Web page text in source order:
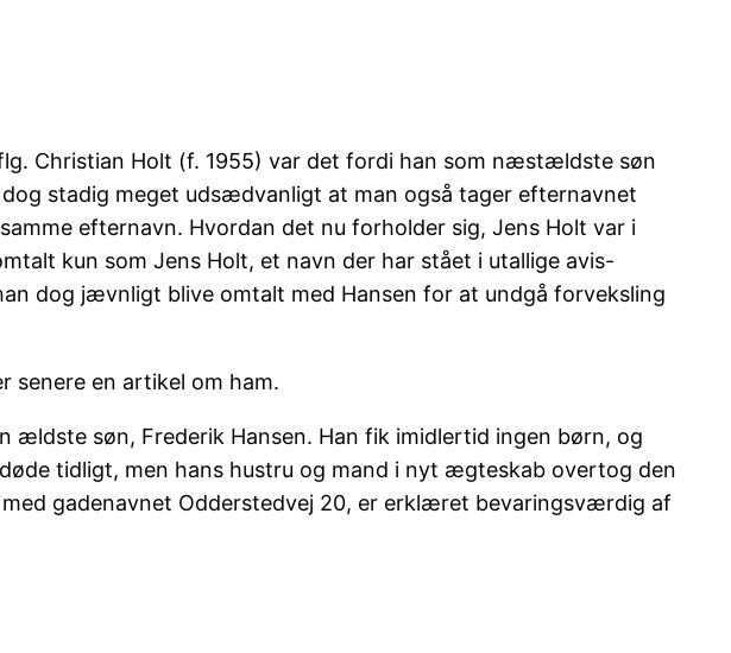
Christian Holt (f. 1955) var det fordi han som næstældste søn
stadig meget udsædvanligt at man også tager efternavnet
efternavn. Hvordan det nu forholder sig, Jens Holt var i
kun som Jens Holt, et navn der har stået i utallige avis-
dog jævnligt blive omtalt med Hansen for at undgå forveksling
senere en artikel om ham.
ældste søn, Frederik Hansen. Han fik imidlertid ingen børn, og
tidligt, men hans hustru og mand i nyt ægteskab overtog den
gadenavnet Odderstedvej 20, er erklæret bevaringsværdig af